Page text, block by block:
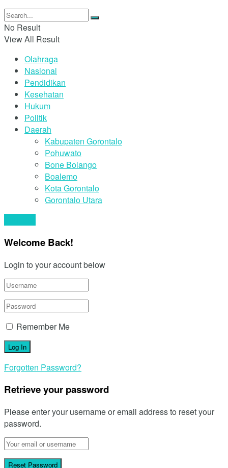
No Result
View All Result
Olahraga
Nasional
Pendidikan
Kesehatan
Hukum
Politik
Daerah
Kabupaten Gorontalo
Pohuwato
Bone Bolango
Boalemo
Kota Gorontalo
Gorontalo Utara
Welcome Back!
Login to your account below
Remember Me
Forgotten Password?
Retrieve your password
Please enter your username or email address to reset your
password.